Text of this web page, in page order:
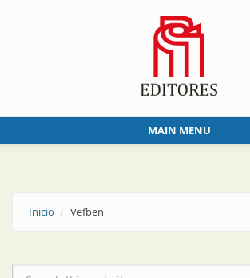
MAIN MENU
Inicio Vefben